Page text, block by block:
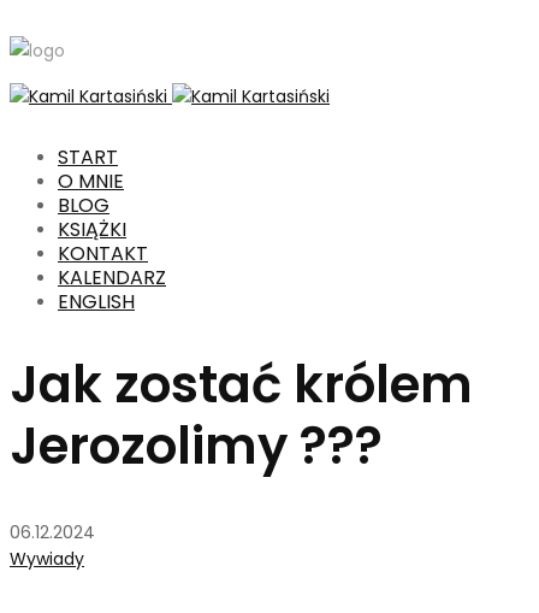
START
O MNIE
BLOG
KSIĄŻKI
KONTAKT
KALENDARZ
ENGLISH
Jak zostać królem
Jerozolimy ???
06.12.2024
Wywiady